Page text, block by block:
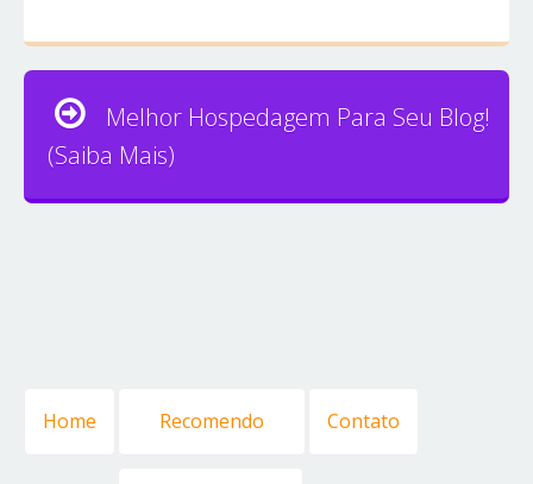
Melhor Hospedagem Para Seu Blog!
(Saiba Mais)
Home Recomendo Contato